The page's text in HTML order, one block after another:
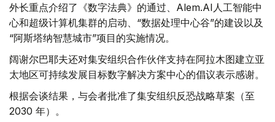
外长重点介绍了《数字法典》的通过、Alem.AI人工智能中
心和超级计算机集群的启动、“数据处理中心谷”的建设以及
“阿斯塔纳智慧城市”项目的实施情况。
阔谢尔巴耶夫还对集安组织合作伙伴支持在阿拉木图建立亚
太地区可持续发展目标数字解决方案中心的倡议表示感谢。
根据会谈结果，与会者批准了集安组织反恐战略草案（至
2030 年）。